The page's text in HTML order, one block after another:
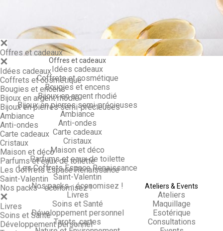
Offres et cadeaux
Idées cadeaux
Coffrets et cosmétique
Bougies et encens
Bijoux en argent rhodié
Bijoux en pierres semi-précieuses
Ambiance
Anti-ondes
Carte cadeaux
Cristaux
Maison et déco
Parfums et eaux de toilette
Les Coffrets Espace Renaissance
Saint-Valentin
Nos packs - économisez !
Livres
Soins et Santé
Développement personnel
Offres et cadeaux
Idées cadeaux
Coffrets et cosmétique
Bougies et encens
Bijoux en argent rhodié
Bijoux en pierres semi-précieuses
Ambiance
Anti-ondes
Carte cadeaux
Cristaux
Maison et déco
Parfums et eaux de toilette
Les Coffrets Espace Renaissance
Saint-Valentin
Nos packs - économisez !
Livres
Soins et Santé
Développement personnel
Tarots, cartes
Ateliers & Events
Ateliers
Maquillage
Esotérique
Consultations